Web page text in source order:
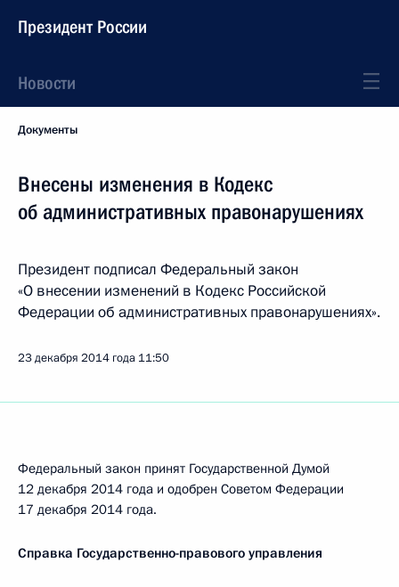
Президент России
Новости
Документы
Внесены изменения в Кодекс
об административных правонарушениях
Президент подписал Федеральный закон
«О внесении изменений в Кодекс Российской
Федерации об административных правонарушениях».
23 декабря 2014 года 11:50
Федеральный закон принят Государственной Думой
12 декабря 2014 года и одобрен Советом Федерации
17 декабря 2014 года.
Справка Государственно-правового управления